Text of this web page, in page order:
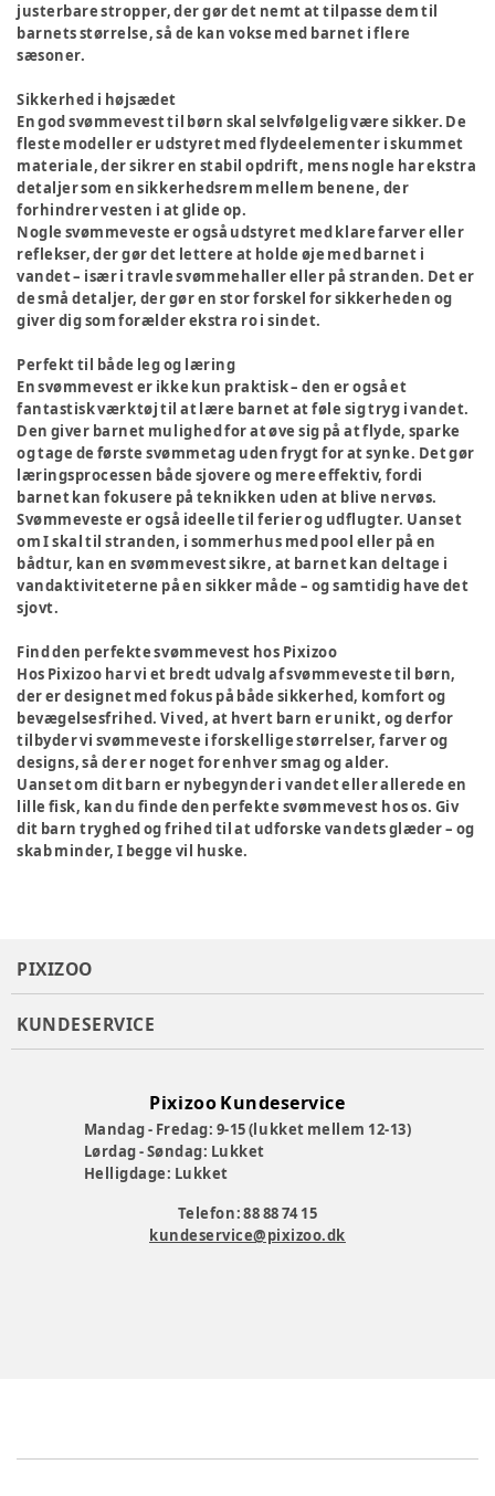
justerbare stropper, der gør det nemt at tilpasse dem til
barnets størrelse, så de kan vokse med barnet i flere
sæsoner.
Sikkerhed i højsædet
En god svømmevest til børn skal selvfølgelig være sikker. De
fleste modeller er udstyret med flydeelementer i skummet
materiale, der sikrer en stabil opdrift, mens nogle har ekstra
detaljer som en sikkerhedsrem mellem benene, der
forhindrer vesten i at glide op.
Nogle svømmeveste er også udstyret med klare farver eller
reflekser, der gør det lettere at holde øje med barnet i
vandet – især i travle svømmehaller eller på stranden. Det er
de små detaljer, der gør en stor forskel for sikkerheden og
giver dig som forælder ekstra ro i sindet.
Perfekt til både leg og læring
En svømmevest er ikke kun praktisk – den er også et
fantastisk værktøj til at lære barnet at føle sig tryg i vandet.
Den giver barnet mulighed for at øve sig på at flyde, sparke
og tage de første svømmetag uden frygt for at synke. Det gør
læringsprocessen både sjovere og mere effektiv, fordi
barnet kan fokusere på teknikken uden at blive nervøs.
Svømmeveste er også ideelle til ferier og udflugter. Uanset
om I skal til stranden, i sommerhus med pool eller på en
bådtur, kan en svømmevest sikre, at barnet kan deltage i
vandaktiviteterne på en sikker måde – og samtidig have det
sjovt.
Find den perfekte svømmevest hos Pixizoo
Hos Pixizoo har vi et bredt udvalg af svømmeveste til børn,
der er designet med fokus på både sikkerhed, komfort og
bevægelsesfrihed. Vi ved, at hvert barn er unikt, og derfor
tilbyder vi svømmeveste i forskellige størrelser, farver og
designs, så der er noget for enhver smag og alder.
Uanset om dit barn er nybegynder i vandet eller allerede en
lille fisk, kan du finde den perfekte svømmevest hos os. Giv
dit barn tryghed og frihed til at udforske vandets glæder – og
skab minder, I begge vil huske.
PIXIZOO
KUNDESERVICE
Pixizoo Kundeservice
Mandag - Fredag: 9-15 (lukket mellem 12-13)
Lørdag - Søndag: Lukket
Helligdage: Lukket
Telefon: 88 88 74 15
kundeservice@pixizoo.dk